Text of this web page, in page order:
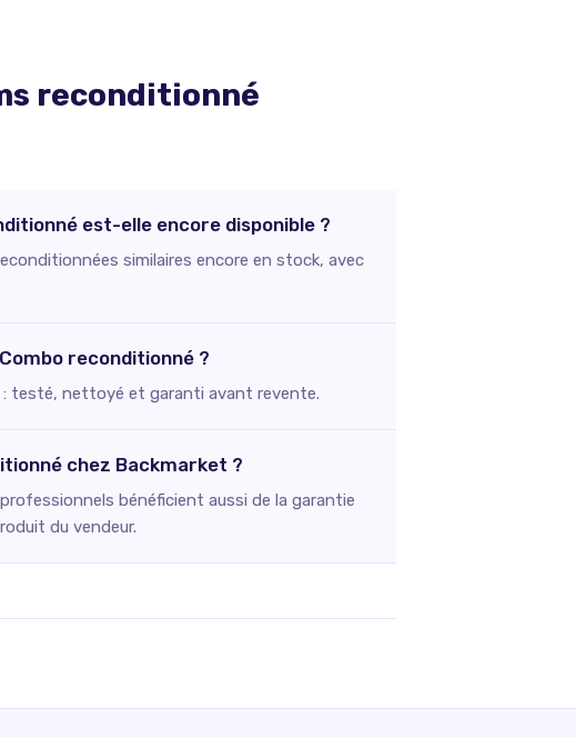
reconditionné
est-elle encore disponible ?
similaires encore en stock, avec
reconditionné ?
testé, nettoyé et garanti avant revente.
chez Backmarket ?
bénéficient aussi de la garantie
du vendeur.